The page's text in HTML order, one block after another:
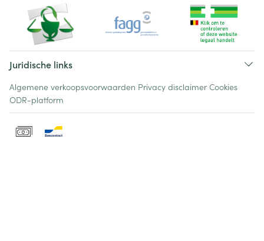
Juridische links
Algemene verkoopsvoorwaarden Privacy disclaimer Cookies
ODR-platform